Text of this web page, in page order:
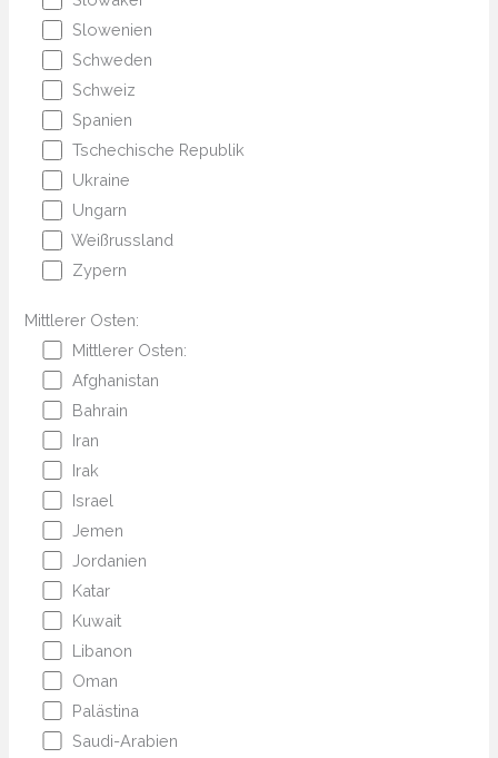
Slowenien
Schweden
Schweiz
Spanien
Tschechische Republik
Ukraine
Ungarn
Weißrussland
Zypern
Mittlerer Osten:
Mittlerer Osten:
Afghanistan
Bahrain
Iran
Irak
Israel
Jemen
Jordanien
Katar
Kuwait
Libanon
Oman
Palästina
Saudi-Arabien